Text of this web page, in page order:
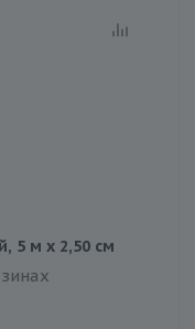
5 м х 2,50 см